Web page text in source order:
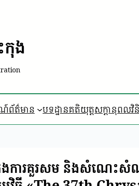
កុង
ណ៍ព័ត៌មាន បទដ្ឋានគតិយុត្តសក្តានុពល
ែងការគួរសម និងសំណេ